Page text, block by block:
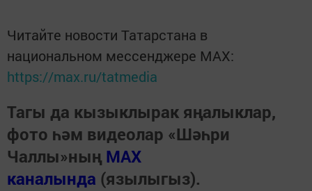
Читайте новости Татарстана в
национальном мессенджере MАХ:
https://max.ru/tatmedia
Тагы да кызыклырак яңалыклар,
фото һәм видеолар «Шәһри
Чаллы»ның MAX
каналында (язылыгыз).